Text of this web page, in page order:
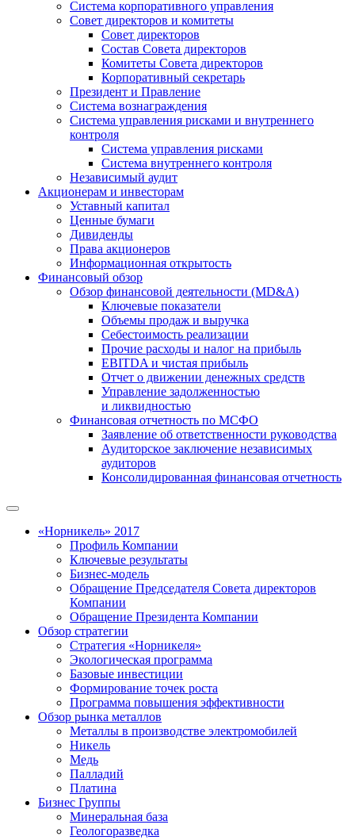
Система корпоративного управления
Совет директоров и комитеты
Совет директоров
Состав Совета директоров
Комитеты Совета директоров
Корпоративный секретарь
Президент и Правление
Система вознаграждения
Система управления рисками и внутреннего
контроля
Система управления рисками
Система внутреннего контроля
Независимый аудит
Акционерам и инвесторам
Уставный капитал
Ценные бумаги
Дивиденды
Права акционеров
Информационная открытость
Финансовый обзор
Обзор финансовой деятельности (MD&A)
Ключевые показатели
Объемы продаж и выручка
Себестоимость реализации
Прочие расходы и налог на прибыль
EBITDA и чистая прибыль
Отчет о движении денежных средств
Управление задолженностью
и ликвидностью
Финансовая отчетность по МСФО
Заявление об ответственности руководства
Аудиторское заключение независимых
аудиторов
Консолидированная финансовая отчетность
«Норникель» 2017
Профиль Компании
Ключевые результаты
Бизнес-модель
Обращение Председателя Совета директоров
Компании
Обращение Президента Компании
Обзор стратегии
Стратегия «Норникеля»
Экологическая программа
Базовые инвестиции
Формирование точек роста
Программа повышения эффективности
Обзор рынка металлов
Металлы в производстве электромобилей
Никель
Медь
Палладий
Платина
Бизнес Группы
Минеральная база
Геологоразведка